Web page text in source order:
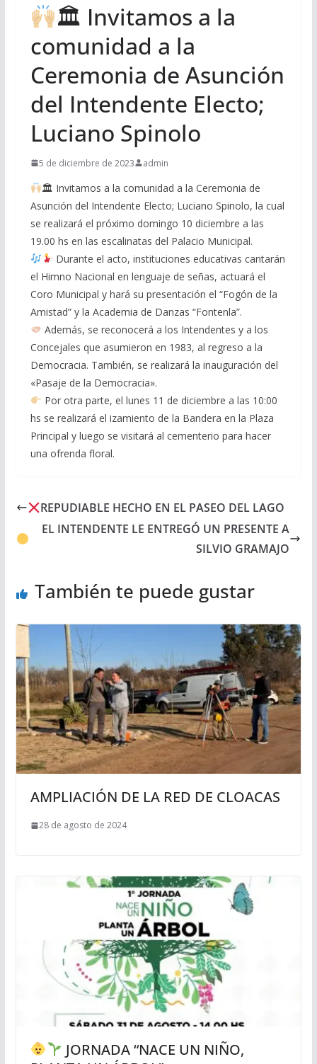
🏛 Invitamos a la
comunidad a la
Ceremonia de Asunción
del Intendente Electo;
Luciano Spinolo
5 de diciembre de 2023 admin
🏛 Invitamos a la comunidad a la Ceremonia de
Asunción del Intendente Electo; Luciano Spinolo, la cual
se realizará el próximo domingo 10 diciembre a las
19.00 hs en las escalinatas del Palacio Municipal.
Durante el acto, instituciones educativas cantarán
el Himno Nacional en lenguaje de señas, actuará el
Coro Municipal y hará su presentación el “Fogón de la
Amistad” y la Academia de Danzas “Fontenla”.
Además, se reconocerá a los Intendentes y a los
Concejales que asumieron en 1983, al regreso a la
Democracia. También, se realizará la inauguración del
«Pasaje de la Democracia».
Por otra parte, el lunes 11 de diciembre a las 10:00
hs se realizará el izamiento de la Bandera en la Plaza
Principal y luego se visitará al cementerio para hacer
una ofrenda floral.
REPUDIABLE HECHO EN EL PASEO DEL LAGO
EL INTENDENTE LE ENTREGÓ UN PRESENTE A
SILVIO GRAMAJO
También te puede gustar
AMPLIACIÓN DE LA RED DE CLOACAS
28 de agosto de 2024
JORNADA “NACE UN NIÑO,